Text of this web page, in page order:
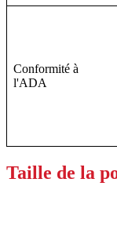
Conformité à
l'ADA
Taille de la